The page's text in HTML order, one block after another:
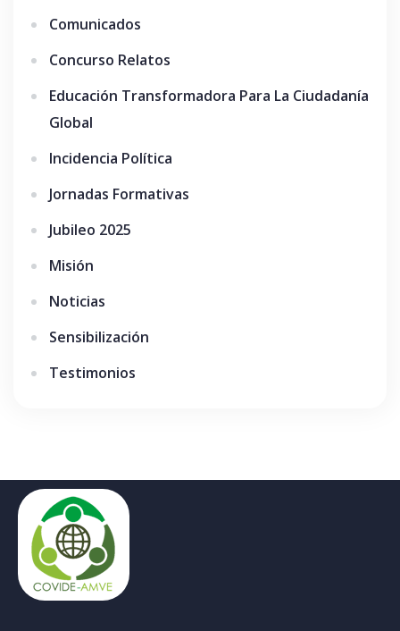
Comunicados
Concurso Relatos
Educación Transformadora Para La Ciudadanía
Global
Incidencia Política
Jornadas Formativas
Jubileo 2025
Misión
Noticias
Sensibilización
Testimonios